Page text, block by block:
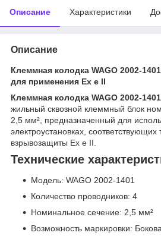
Описание Характеристики
Описание
Клеммная колодка WAGO 2002-
для применения Ex e II
Клеммная колодка WAGO 2002-1401
жильный сквозной клеммный блок
2,5 мм², предназначенный для
электроустановках,
взрывозащиты Ex e II.
Технические
Модель: WAGO 2002-1401
Количество проводников: 4
Номинальное сечение: 2,5 мм²
Возможность маркировки: